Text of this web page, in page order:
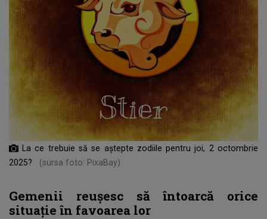
La ce trebuie să se aștepte zodiile pentru joi, 2 octombrie
2025?
(sursa foto: PixaBay)
Gemenii reușesc să întoarcă orice
situație în favoarea lor